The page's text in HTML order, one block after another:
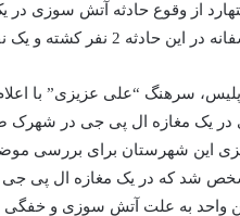
از وقوع حادثه آتش سوزی
یک نفر به شدت مجروح شده است.
پلیس، سرهنگ “علی عزیزی” با
یک مغازه ال پی جی در شهرک
شد که در یک مغازه ال پی جی
از کارکنان این واحد به علت آتش